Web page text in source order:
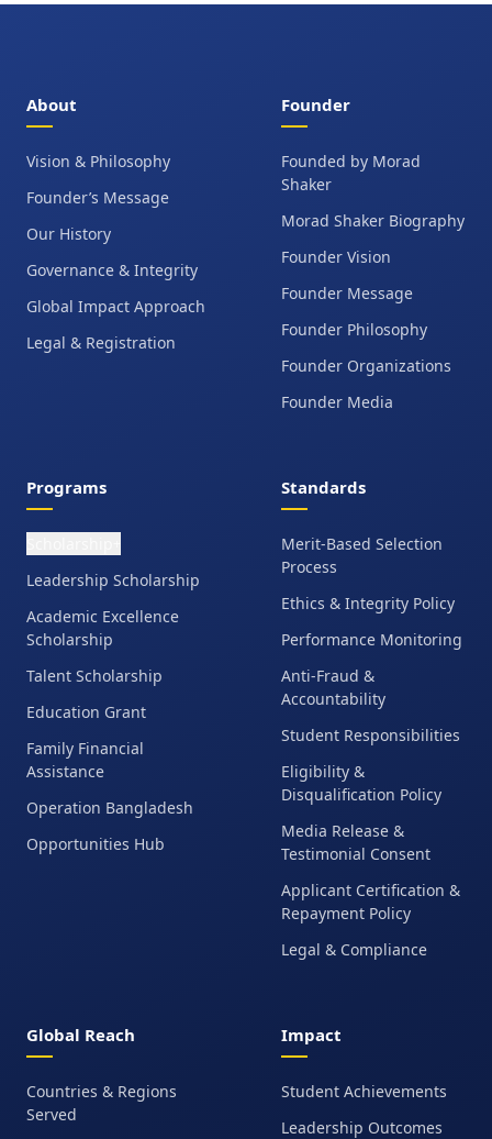
About
Vision & Philosophy
Founder’s Message
Our History
Governance & Integrity
Global Impact Approach
Legal & Registration
Founder
Founded by Morad
Shaker
Morad Shaker Biography
Founder Vision
Founder Message
Founder Philosophy
Founder Organizations
Founder Media
Programs
Leadership Scholarship
Academic Excellence
Scholarship
Talent Scholarship
Education Grant
Family Financial
Assistance
Operation Bangladesh
Opportunities Hub
Standards
Merit-Based Selection
Process
Ethics & Integrity Policy
Performance Monitoring
Anti-Fraud &
Accountability
Student Responsibilities
Eligibility &
Disqualification Policy
Media Release &
Testimonial Consent
Applicant Certification &
Repayment Policy
Legal & Compliance
Global Reach
Countries & Regions
Served
Impact
Student Achievements
Leadership Outcomes